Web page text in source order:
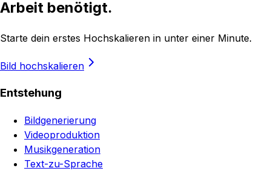
Arbeit benötigt.
Starte dein erstes Hochskalieren in unter einer Minute.
Bild hochskalieren
Entstehung
Bildgenerierung
Videoproduktion
Musikgeneration
Text-zu-Sprache